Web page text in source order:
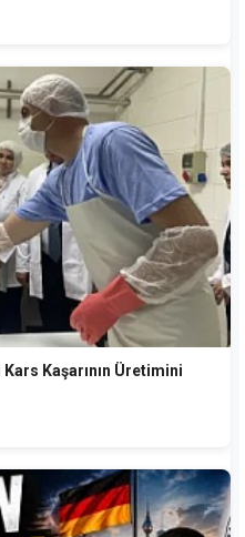
Kaşarının Üretimini